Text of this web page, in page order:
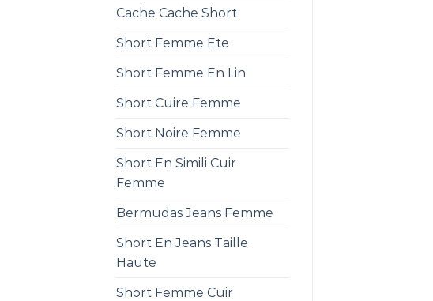
Cache Cache Short
Short Femme Ete
Short Femme En Lin
Short Cuire Femme
Short Noire Femme
Short En Simili Cuir
Femme
Bermudas Jeans Femme
Short En Jeans Taille
Haute
Short Femme Cuir